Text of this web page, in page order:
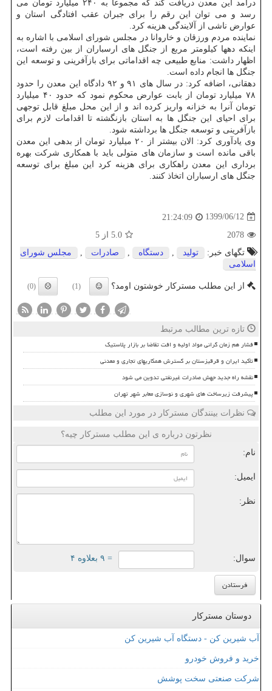
درآمد این معدن دریافت کند که مجموعا به ۲۴۰ میلیارد تومان می
رسد و می توان این رقم را برای جبران عقب افتادگی استان و
عوارض ناشی از آلایندگی هزینه کرد.
نماینده مردم ورزقان و خاروانا در مجلس شورای اسلامی با اشاره به
اینکه دهها کیلومتر مربع از جنگل های ارسباران از بین رفته است،
اظهار داشت: منابع طبیعی چه اقداماتی برای بازآفرینی و توسعه این
جنگل ها انجام داده است.
دهقانی، اضافه کرد: در سال های ۹۱ و ۹۲ دادگاه این معدن را حدود
۷۸ میلیارد تومان از بابت عوارض محکوم نمود که حدود ۴۰ میلیارد
تومان آنرا به خزانه واریز کرده اند و از این محل مبلغ قابل توجهی
برای احیای این جنگل ها به استان بازنگشته تا اقدامات لازم برای
بازآفرینی و توسعه جنگل ها برداشته شود.
وی یادآوری کرد: الان بیشتر از ۲۰ میلیارد تومان از بدهی این معدن
باقی مانده است و سازمان های متولی باید با همکاری شرکت بهره
برداری این معدن راهکاری برای هزینه کرد این مبلغ برای توسعه
جنگل های ارسباران اتخاذ کنند.
1399/06/12
21:24:09
2078
5.0 از 5
تگهای خبر:
تولید دستگاه صادرات
مجلس شورای
اسلامی
از این مطلب مسترکار خوشتون اومد؟ (1)
(0)
تازه ترین مطالب مرتبط
فشار هم زمان گرانی مواد اولیه و افت تقاضا بر بازار پلاستیک
تأکید ایران و قرقیزستان بر گسترش همکاریهای تجاری و معدنی
نقشه راه جدید جهش صادرات غیرنفتی تدوین می شود
پیشرفت زیرساخت های شهری و نوسازی معابر شهر تهران
نظرات بینندگان مسترکار در مورد این مطلب
نظرتون درباره ی این مطلب مسترکار چیه؟
نام:
ایمیل:
نظر:
سوال: = ۹ بعلاوه ۴
دوستان مسترکار
آب شیرین کن - دستگاه آب شیرین کن
خرید و فروش خودرو
شرکت صنعتی سخت پوشش